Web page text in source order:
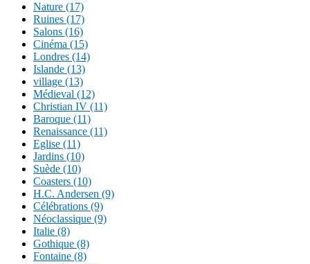
Nature (17)
Ruines (17)
Salons (16)
Cinéma (15)
Londres (14)
Islande (13)
village (13)
Médieval (12)
Christian IV (11)
Baroque (11)
Renaissance (11)
Eglise (11)
Jardins (10)
Suède (10)
Coasters (10)
H.C. Andersen (9)
Célébrations (9)
Néoclassique (9)
Italie (8)
Gothique (8)
Fontaine (8)